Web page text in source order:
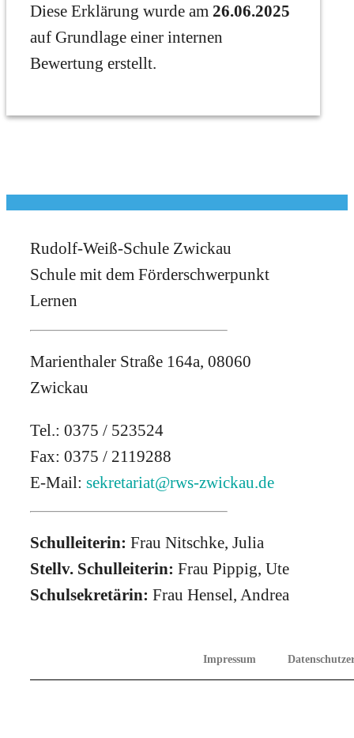
Diese Erklärung wurde am 26.06.2025
auf Grundlage einer internen
Bewertung erstellt.
Rudolf-Weiß-Schule Zwickau
Schule mit dem Förderschwerpunkt
Lernen
Marienthaler Straße 164a, 08060
Zwickau
Tel.: 0375 / 523524
Fax: 0375 / 2119288
E-Mail: sekretariat@rws-zwickau.de
Schulleiterin: Frau Nitschke, Julia
Stellv. Schulleiterin: Frau Pippig, Ute
Schulsekretärin: Frau Hensel, Andrea
Impressum